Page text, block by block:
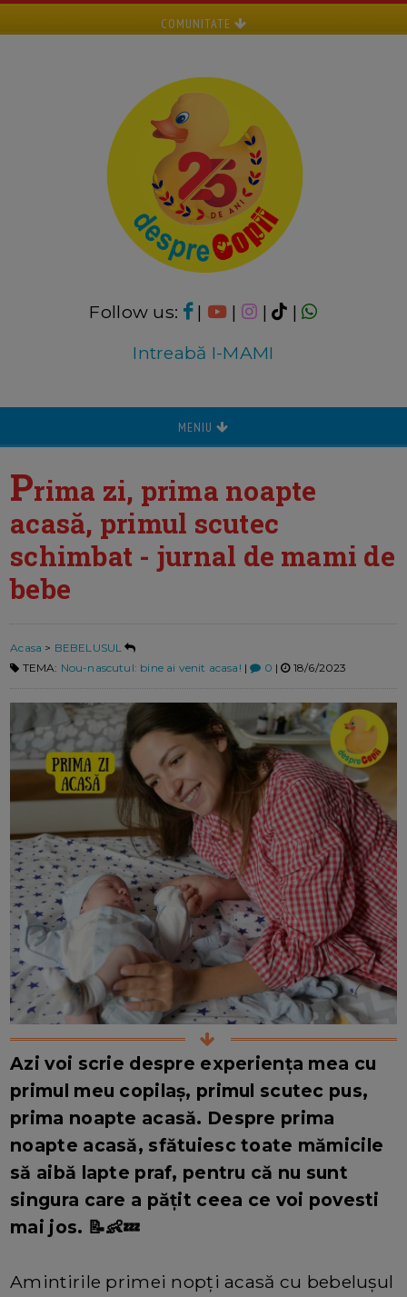
COMUNITATE
Follow us: | | |
|
Intreabă I-MAMI
MENIU
Prima zi, prima noapte
acasă, primul scutec
schimbat - jurnal de mami de
bebe
Acasa > BEBELUSUL
TEMA: Nou-nascutul: bine ai venit acasa! | 0 | 18/6/2023
Azi voi scrie despre experiența mea cu
primul meu copilaș, primul scutec pus,
prima noapte acasă. Despre prima
noapte acasă, sfătuiesc toate mămicile
să aibă lapte praf, pentru că nu sunt
singura care a pățit ceea ce voi povesti
mai jos. 📝👶💤
Amintirile primei nopți acasă cu bebelușul